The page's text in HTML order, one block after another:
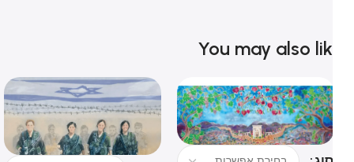
You may also